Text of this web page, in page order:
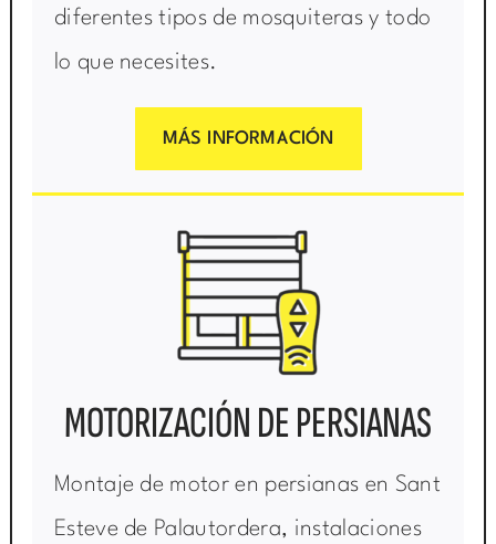
diferentes tipos de mosquiteras y todo
lo que necesites.
MÁS INFORMACIÓN
MOTORIZACIÓN DE PERSIANAS
Montaje de motor en persianas en Sant
Esteve de Palautordera, instalaciones